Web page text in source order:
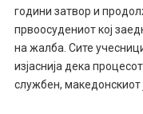
години затвор и
првоосудениот кој
на жалба. Сите
изјаснија дека
службен, македонскиот